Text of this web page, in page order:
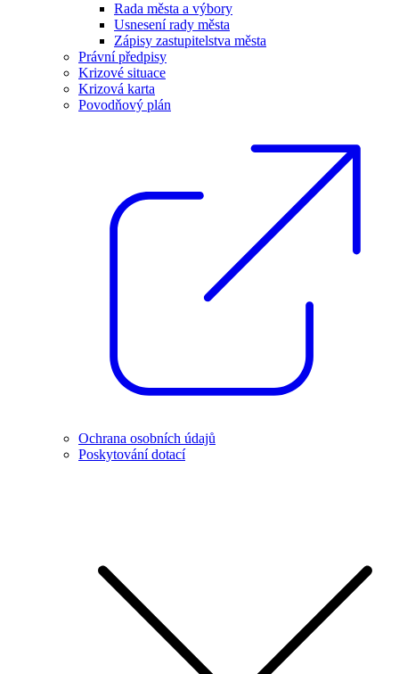
Rada města a výbory
Usnesení rady města
Zápisy zastupitelstva města
Právní předpisy
Krizové situace
Krizová karta
Povodňový plán
Ochrana osobních údajů
Poskytování dotací